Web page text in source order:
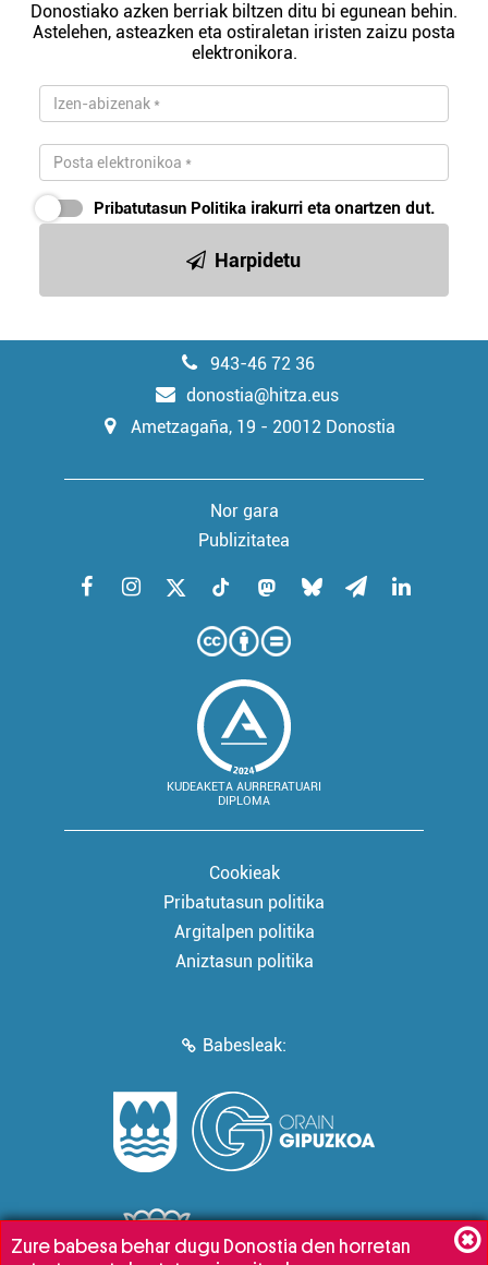
Donostiako azken berriak biltzen ditu bi egunean behin.
Astelehen, asteazken eta ostiraletan iristen zaizu posta
elektronikora.
Pribatutasun Politika irakurri eta onartzen dut.
Harpidetu
943-46 72 36
donostia@hitza.eus
Ametzagaña, 19 - 20012 Donostia
Nor gara
Publizitatea
KUDEAKETA AURRERATUARI
DIPLOMA
Cookieak
Pribatutasun politika
Argitalpen politika
Aniztasun politika
Babesleak:
Zure babesa behar dugu Donostia den horretan